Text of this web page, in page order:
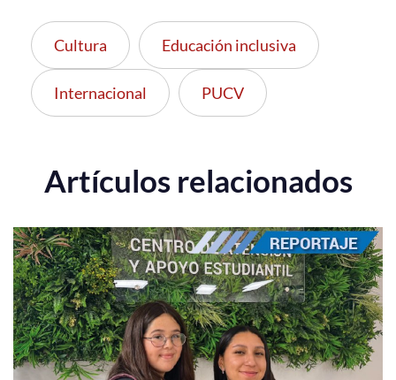
Cultura Educación inclusiva
Internacional PUCV
Artículos relacionados